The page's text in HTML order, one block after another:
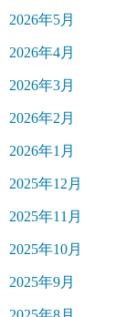
2026年5月
2026年4月
2026年3月
2026年2月
2026年1月
2025年12月
2025年11月
2025年10月
2025年9月